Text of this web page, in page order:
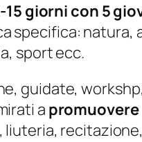
15 giorni con 5
specifica: natura,
sport ecc.
guidate,
a
liuteria,